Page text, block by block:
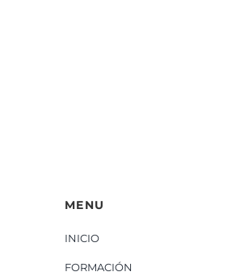
MENU
INICIO
FORMACIÓN